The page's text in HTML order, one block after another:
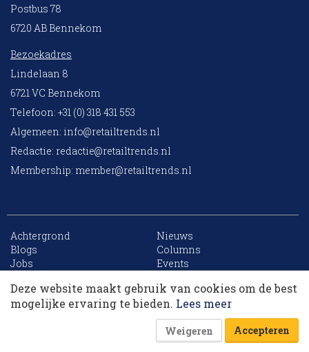
Postbus 78
6720 AB Bennekom
Bezoekadres
Lindelaan 8
6721 VC Bennekom
Telefoon: +31 (0) 318 431 553
Algemeen: info@retailtrends.nl
Redactie: redactie@retailtrends.nl
Membership: member@retailtrends.nl
Achtergrond
Nieuws
Blogs
Columns
Jobs
Events
Archief
Sitemap
Website is powered by
Deze website maakt gebruik van cookies om de best
mogelijke ervaring te bieden. Lees meer
Weigeren Accepteren
10 collega’s
Korting op events